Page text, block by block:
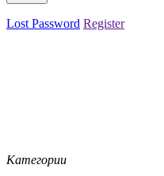
Lost Password Register
Категории